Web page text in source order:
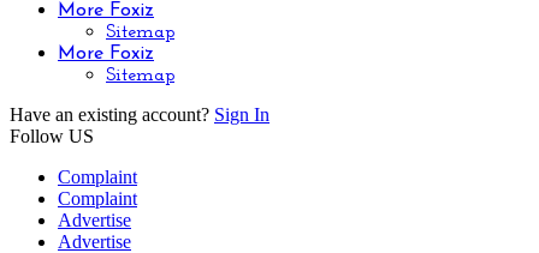
More Foxiz
Sitemap
More Foxiz
Sitemap
Have an existing account? Sign In
Follow US
Complaint
Complaint
Advertise
Advertise